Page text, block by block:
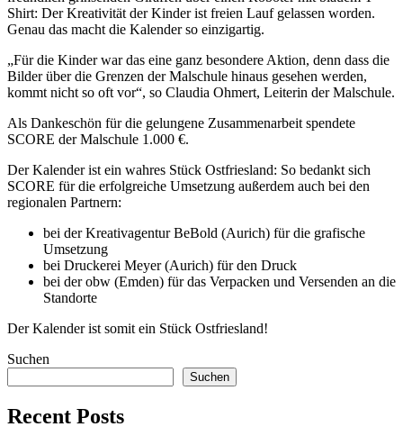
Shirt: Der Kreativität der Kinder ist freien Lauf gelassen worden.
Genau das macht die Kalender so einzigartig.
„Für die Kinder war das eine ganz besondere Aktion, denn dass die
Bilder über die Grenzen der Malschule hinaus gesehen werden,
kommt nicht so oft vor“, so Claudia Ohmert, Leiterin der Malschule.
Als Dankeschön für die gelungene Zusammenarbeit spendete
SCORE der Malschule 1.000 €.
Der Kalender ist ein wahres Stück Ostfriesland: So bedankt sich
SCORE für die erfolgreiche Umsetzung außerdem auch bei den
regionalen Partnern:
bei der Kreativagentur BeBold (Aurich) für die grafische
Umsetzung
bei Druckerei Meyer (Aurich) für den Druck
bei der obw (Emden) für das Verpacken und Versenden an die
Standorte
Der Kalender ist somit ein Stück Ostfriesland!
Suchen
Suchen
Recent Posts